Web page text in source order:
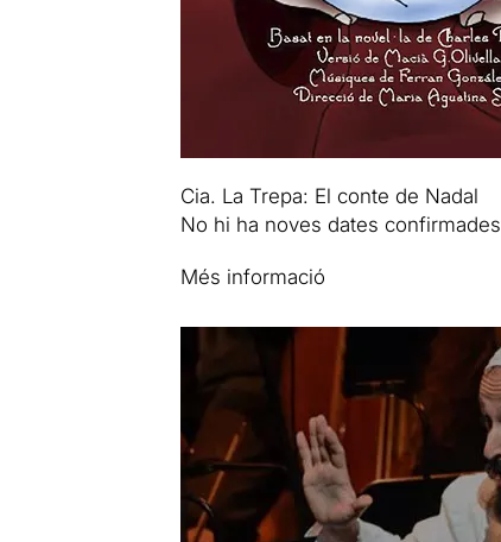
Cia. La Trepa: El conte de Nadal
No hi ha noves dates confirmades
Més informació